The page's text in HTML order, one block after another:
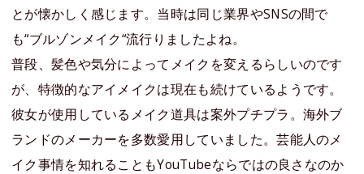
とが懐かしく感じます。当時は同じ業界やSNSの間で
も“ブルゾンメイク“流行りましたよね。
普段、髪色や気分によってメイクを変えるらしいのです
が、特徴的なアイメイクは現在も続けているようです。
彼女が使用しているメイク道具は案外プチプラ。海外ブ
ランドのメーカーを多数愛用していました。芸能人のメ
イク事情を知れることもYouTubeならではの良さなのか